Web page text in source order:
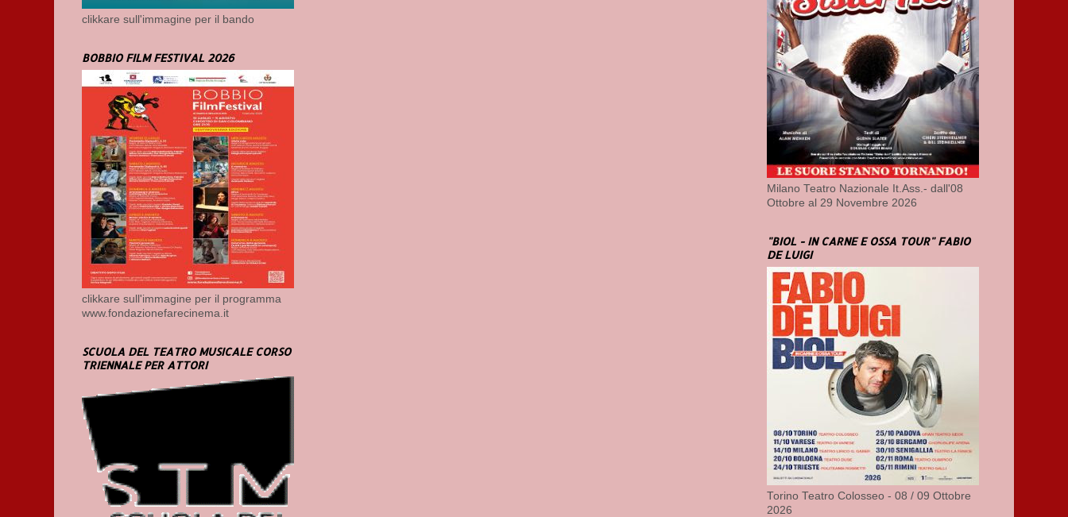
clikkare sull'immagine per il bando
BOBBIO FILM FESTIVAL 2026
clikkare sull'immagine per il programma
www.fondazionefarecinema.it
SCUOLA DEL TEATRO MUSICALE CORSO
TRIENNALE PER ATTORI
Milano Teatro Nazionale It.Ass.- dall'08
Ottobre al 29 Novembre 2026
"BIOL - IN CARNE E OSSA TOUR" FABIO
DE LUIGI
Torino Teatro Colosseo - 08 / 09 Ottobre
2026